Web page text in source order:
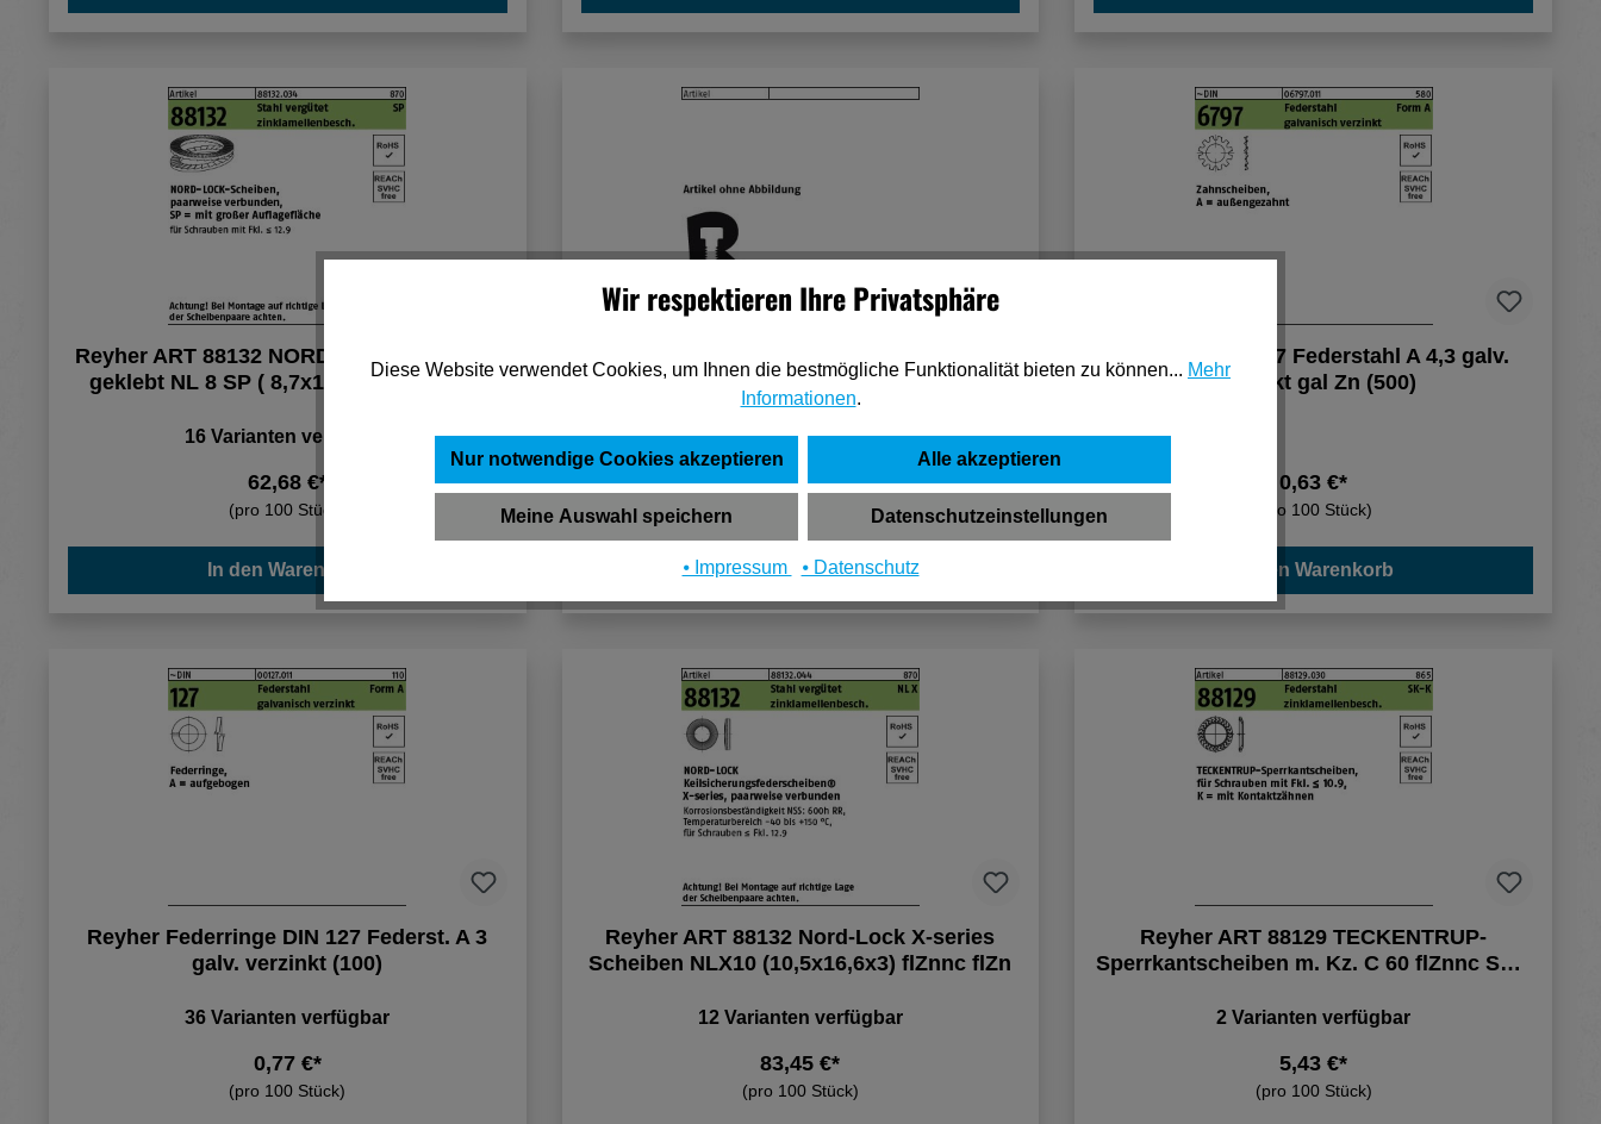
Reyher ART 88132 NORD-LOCK Scheiben
geklebt NL 8 SP ( 8,7x16,6x2,5) flZn (20
16 Varianten verfügbar
62,68 €*
(pro 100 Stück)
In den Warenkorb
geklebt 1.4547 (254 SMO) NL 6 SS (200)
8 Varianten verfügbar
196,49 €*
In den Warenkorb
Reyher DIN 6797 Federstahl A 4,3 galv.
verzinkt gal Zn (500)
0,63 €*
(pro 100 Stück)
In den Warenkorb
Reyher Federringe DIN 127 Federst. A 3
galv. verzinkt (100)
36 Varianten verfügbar
0,77 €*
(pro 100 Stück)
Reyher ART 88132 Nord-Lock X-series
Scheiben NLX10 (10,5x16,6x3) flZnnc flZn
12 Varianten verfügbar
83,45 €*
(pro 100 Stück)
Reyher ART 88129 TECKENTRUP-
Sperrkantscheiben m. Kz. C 60 flZnnc SKK
2 Varianten verfügbar
5,43 €*
(pro 100 Stück)
Wir respektieren Ihre Privatsphäre
Diese Website verwendet Cookies, um Ihnen die bestmögliche Funktionalität bieten zu können... Mehr
Informationen.
Nur notwendige Cookies akzeptieren Alle akzeptieren
Meine Auswahl speichern Datenschutzeinstellungen
⦁ Impressum ⦁ Datenschutz